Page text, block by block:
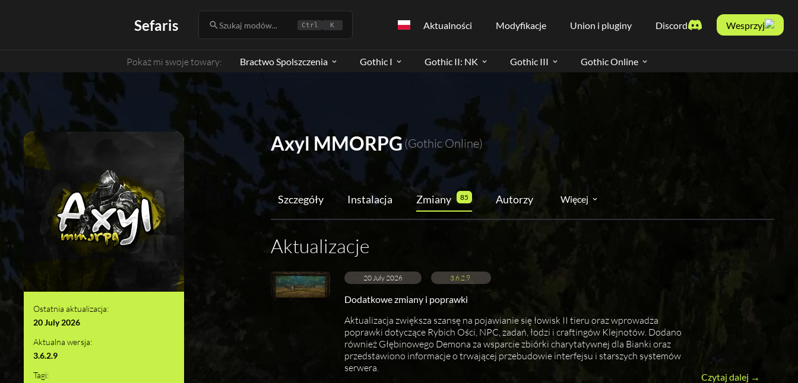
Sefaris Szukaj modów... Ctrl K Aktualności Modyfikacje Union i pluginy Discord Wesprzyj
Pokaż mi swoje towary: Bractwo Spolszczenia Gothic I Gothic II: NK Gothic III Gothic Online
Ostatnia aktualizacja:
20 July 2026
Aktualna wersja:
3.6.2.9
Tagi:
Axyl MMORPG(Gothic Online)
Szczegóły Instalacja Zmiany 85 Autorzy Więcej
Aktualizacje
20 July 2026 3.6.2.9
Dodatkowe zmiany i poprawki
Aktualizacja zwiększa szansę na pojawianie się łowisk II tieru oraz wprowadza
poprawki dotyczące Rybich Ości, NPC, zadań, łodzi i craftingów Klejnotów. Dodano
również Głębinowego Demona za wsparcie zbiórki charytatywnej dla Bianki oraz
przedstawiono informacje o trwającej przebudowie interfejsu i starszych systemów
serwera.
Czytaj dalej →